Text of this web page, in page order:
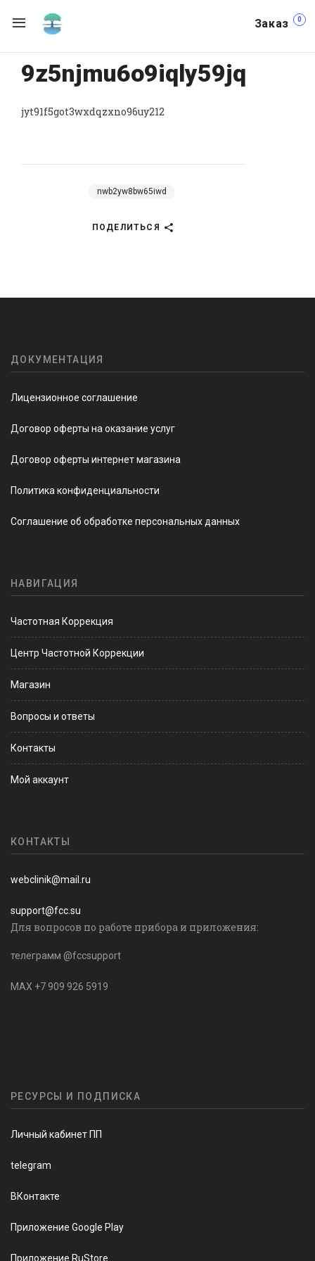
Заказ 0
9z5njmu6o9iqly59jq
jyt91f5got3wxdqzxno96uy212
nwb2yw8bw65iwd
ПОДЕЛИТЬСЯ
ДОКУМЕНТАЦИЯ
Лицензионное соглашение
Договор оферты на оказание услуг
Договор оферты интернет магазина
Политика конфиденциальности
Соглашение об обработке персональных данных
НАВИГАЦИЯ
Частотная Коррекция
Центр Частотной Коррекции
Магазин
Вопросы и ответы
Контакты
Мой аккаунт
КОНТАКТЫ
webclinik@mail.ru
support@fcc.su
Для вопросов по работе прибора и приложения:
телеграмм @fccsupport
MAX +7 909 926 5919
РЕСУРСЫ И ПОДПИСКА
Личный кабинет ПП
telegram
ВКонтакте
Приложение Google Play
Приложение RuStore